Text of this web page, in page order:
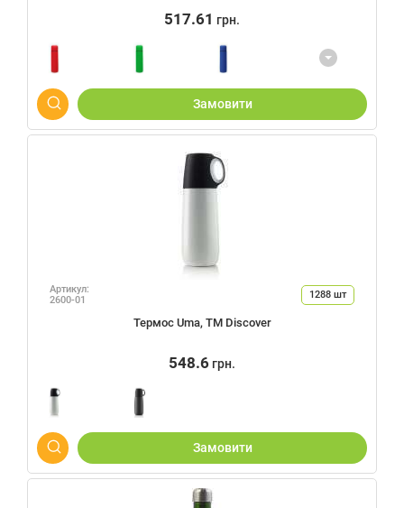
517.61 грн.
Замовити
Артикул:
2600-01
1288 шт
Термос Uma, ТМ Discover
548.6 грн.
Замовити